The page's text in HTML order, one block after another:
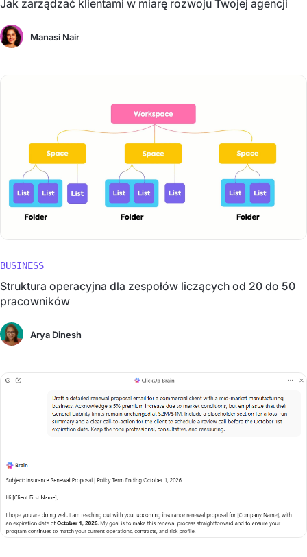
Jak zarządzać klientami w miarę rozwoju Twojej agencji
Manasi Nair
BUSINESS
Struktura operacyjna dla zespołów liczących od 20 do 50
pracowników
Arya Dinesh